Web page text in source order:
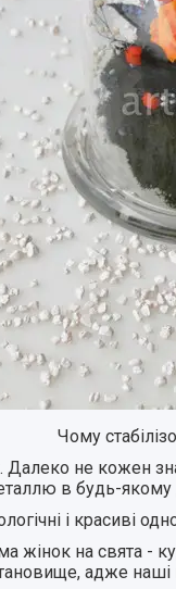
Чому
не кожен
в будь-якому
і красиві
жінок на свята
адже